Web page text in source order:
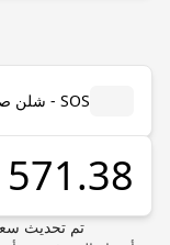
SOS - شلن صومالي
تم تحديث